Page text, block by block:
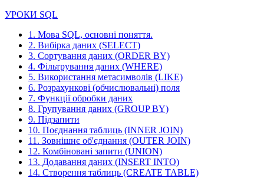
УРОКИ SQL
1. Мова SQL, основні поняття.
2. Вибірка даних (SELECT)
3. Сортування даних (ORDER BY)
4. Фільтрування даних (WHERE)
5. Використання метасимволів (LIKE)
6. Розрахункові (обчислювальні) поля
7. Функції обробки даних
8. Групування даних (GROUP BY)
9. Підзапити
10. Поєднання таблиць (INNER JOIN)
11. Зовнішнє об'єднання (OUTER JOIN)
12. Комбіновані запити (UNION)
13. Додавання даних (INSERT INTO)
14. Створення таблиць (CREATE TABLE)